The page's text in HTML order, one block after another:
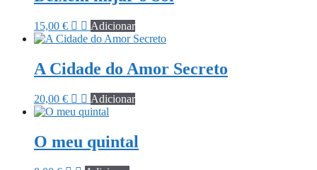
15,00 € Adicionar
A Cidade do Amor Secreto
20,00 € Adicionar
O meu quintal